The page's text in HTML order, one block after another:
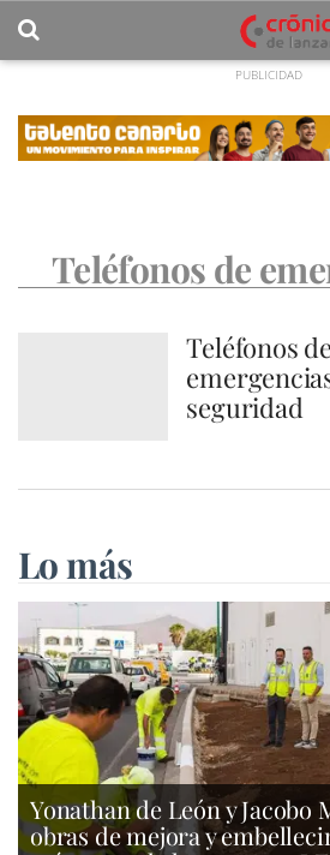
Teléfonos de
seguridad
Teléfonos de
seguridad
Lo más
Yonathan de León y Jacobo
obras de mejora y